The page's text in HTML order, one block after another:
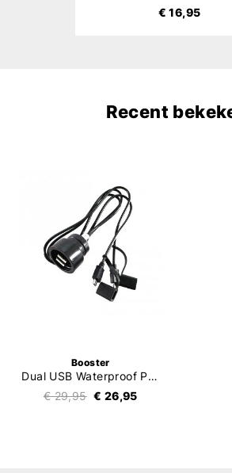
€ 16,95
Recent
Booster
Dual USB Waterproof Plug
€ 29,95 € 26,95